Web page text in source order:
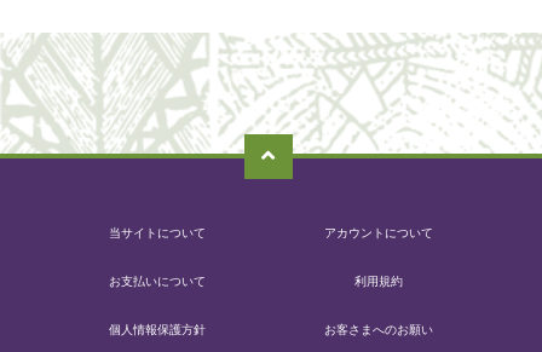
当サイトについて アカウントについて
お支払いについて 利用規約
個人情報保護方針 お客さまへのお願い